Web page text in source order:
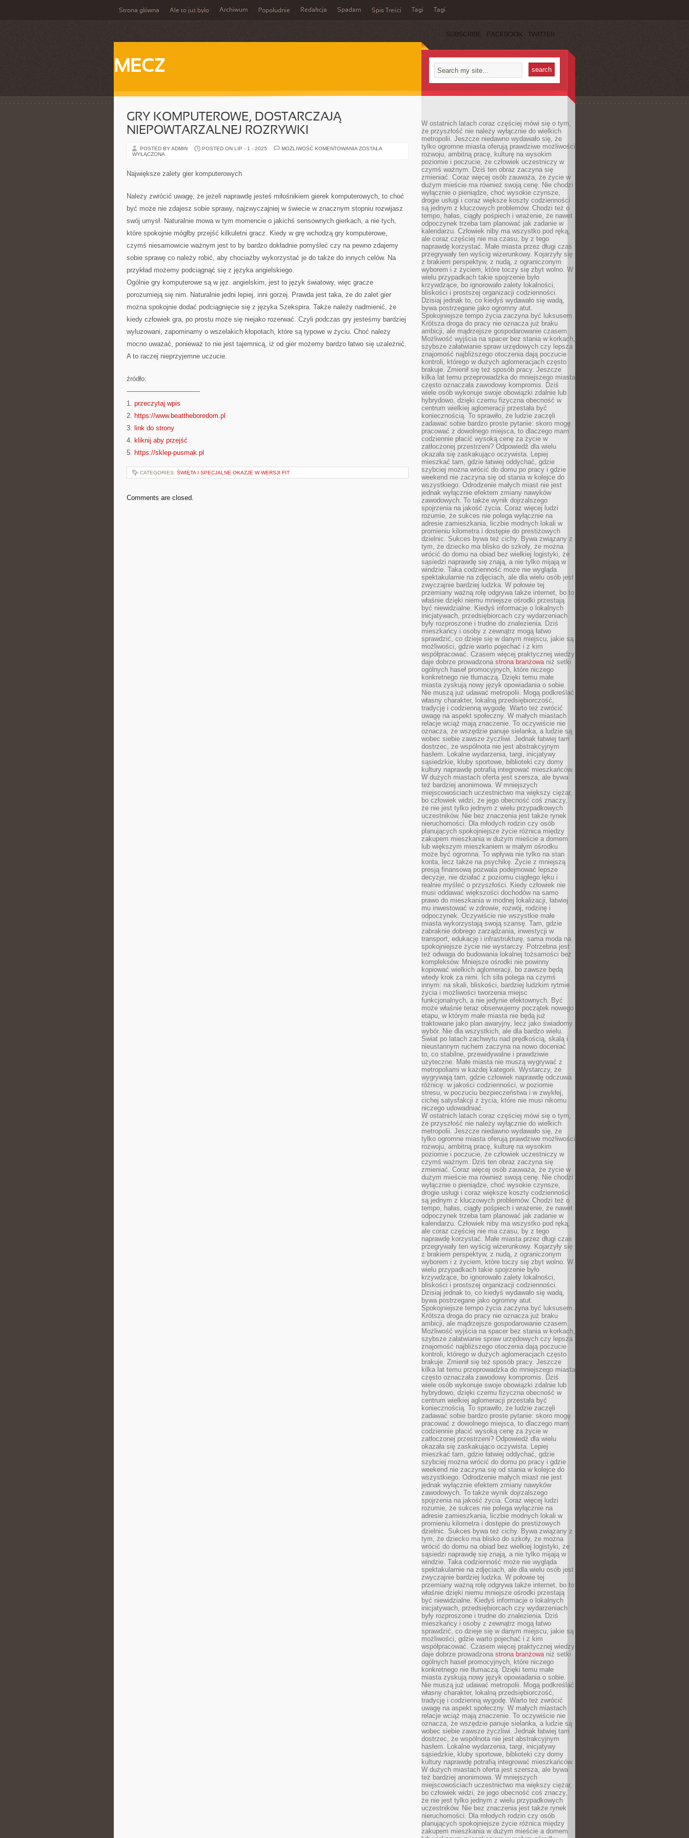
Strona główna Ale to już było Archiwum Popołudnie Redakcja Spadam Spis Treści Tagi Tagi
SUBSCRIBE FACEBOOK TWITTER
MECZ
GRY KOMPUTEROWE, DOSTARCZAJĄ
NIEPOWTARZALNEJ ROZRYWKI
POSTED BY ADMIN POSTED ON LIP - 1 - 2025 MOŻLIWOŚĆ KOMENTOWANIA GRY
ZOSTAŁA
WYŁĄCZONA
Największe zalety gier komputerowych
Należy zwrócić uwagę, że jeżeli naprawdę jesteś miłośnikiem gierek komputerowych, to choć
być może nie zdajesz sobie sprawy, najzwyczajniej w świecie w znacznym stopniu rozwijasz
swój umysł. Naturalnie mowa w tym momencie o jakichś sensownych gierkach, a nie tych,
które spokojnie mógłby przejść kilkuletni gracz. Kiedy w grę wchodzą gry komputerowe,
czymś niesamowicie ważnym jest to by bardzo dokładnie pomyśleć czy na pewno zdajemy
sobie sprawę co należy robić, aby chociażby wykorzystać je do także do innych celów. Na
przykład możemy podciągnąć się z języka angielskiego.
Ogólnie gry komputerowe są w jęz. angielskim, jest to język światowy, więc gracze
porozumieją się nim. Naturalnie jedni lepiej, inni gorzej. Prawda jest taka, że do zalet gier
można spokojnie dodać podciągnięcie się z języka Szekspira. Także należy nadmienić, że
kiedy człowiek gra, po prostu może się niejako rozerwać. Czyli podczas gry jesteśmy bardziej
wyluzowani, zapominamy o wszelakich kłopotach, które są typowe w życiu. Choć należy
mocno uważać, ponieważ to nie jest tajemnicą, iż od gier możemy bardzo łatwo się uzależnić.
A to raczej nieprzyjemne uczucie.
źródło:
———————————
1. przeczytaj wpis
2. https://www.beattheboredom.pl
3. link do strony
4. kliknij aby przejść
5. https://sklep-pusmak.pl
CATEGORIES: ŚWIĘTA I SPECJALNE OKAZJE W WERSJI FIT
Comments are closed.
W ostatnich latach coraz częściej mówi się o tym,
że przyszłość nie należy wyłącznie do wielkich
metropolii. Jeszcze niedawno wydawało się, że
tylko ogromne miasta oferują prawdziwe możliwości
rozwoju, ambitną pracę, kulturę na wysokim
poziomie i poczucie, że człowiek uczestniczy w
czymś ważnym. Dziś ten obraz zaczyna się
zmieniać. Coraz więcej osób zauważa, że życie w
dużym mieście ma również swoją cenę. Nie chodzi
wyłącznie o pieniądze, choć wysokie czynsze,
drogie usługi i coraz większe koszty codzienności
są jednym z kluczowych problemów. Chodzi też o
tempo, hałas, ciągły pośpiech i wrażenie, że nawet
odpoczynek trzeba tam planować jak zadanie w
kalendarzu. Człowiek niby ma wszystko pod ręką,
ale coraz częściej nie ma czasu, by z tego
naprawdę korzystać. Małe miasta przez długi czas
przegrywały ten wyścig wizerunkowy. Kojarzyły się
z brakiem perspektyw, z nudą, z ograniczonym
wyborem i z życiem, które toczy się zbyt wolno. W
wielu przypadkach takie spojrzenie było
krzywdzące, bo ignorowało zalety lokalności,
bliskości i prostszej organizacji codzienności.
Dzisiaj jednak to, co kiedyś wydawało się wadą,
bywa postrzegane jako ogromny atut.
Spokojniejsze tempo życia zaczyna być luksusem.
Krótsza droga do pracy nie oznacza już braku
ambicji, ale mądrzejsze gospodarowanie czasem.
Możliwość wyjścia na spacer bez stania w korkach,
szybsze załatwianie spraw urzędowych czy lepsza
znajomość najbliższego otoczenia dają poczucie
kontroli, którego w dużych aglomeracjach często
brakuje. Zmienił się też sposób pracy. Jeszcze
kilka lat temu przeprowadzka do mniejszego miasta
często oznaczała zawodowy kompromis. Dziś
wiele osób wykonuje swoje obowiązki zdalnie lub
hybrydowo, dzięki czemu fizyczna obecność w
centrum wielkiej aglomeracji przestała być
koniecznością. To sprawiło, że ludzie zaczęli
zadawać sobie bardzo proste pytanie: skoro mogę
pracować z dowolnego miejsca, to dlaczego mam
codziennie płacić wysoką cenę za życie w
zatłoczonej przestrzeni? Odpowiedź dla wielu
okazała się zaskakująco oczywista. Lepiej
mieszkać tam, gdzie łatwiej oddychać, gdzie
szybciej można wrócić do domu po pracy i gdzie
weekend nie zaczyna się od stania w kolejce do
wszystkiego. Odrodzenie małych miast nie jest
jednak wyłącznie efektem zmiany nawyków
zawodowych. To także wynik dojrzalszego
spojrzenia na jakość życia. Coraz więcej ludzi
rozumie, że sukces nie polega wyłącznie na
adresie zamieszkania, liczbie modnych lokali w
promieniu kilometra i dostępie do prestiżowych
dzielnic. Sukces bywa też cichy. Bywa związany z
tym, że dziecko ma blisko do szkoły, że można
wrócić do domu na obiad bez wielkiej logistyki, że
sąsiedzi naprawdę się znają, a nie tylko mijają w
windzie. Taka codzienność może nie wygląda
spektakularnie na zdjęciach, ale dla wielu osób jest
zwyczajnie bardziej ludzka. W połowie tej
przemiany ważną rolę odgrywa także internet, bo to
właśnie dzięki niemu mniejsze ośrodki przestają
być niewidzialne. Kiedyś informacje o lokalnych
inicjatywach, przedsiębiorcach czy wydarzeniach
były rozproszone i trudne do znalezienia. Dziś
mieszkańcy i osoby z zewnątrz mogą łatwo
sprawdzić, co dzieje się w danym miejscu, jakie są
możliwości, gdzie warto pojechać i z kim
współpracować. Czasem więcej praktycznej wiedzy
daje dobrze prowadzona strona branżowaniż setki
ogólnych haseł promocyjnych, które niczego
konkretnego nie tłumaczą. Dzięki temu małe
miasta zyskują nowy język opowiadania o sobie.
Nie muszą już udawać metropolii. Mogą podkreślać
własny charakter, lokalną przedsiębiorczość,
tradycję i codzienną wygodę. Warto też zwrócić
uwagę na aspekt społeczny. W małych miastach
relacje wciąż mają znaczenie. To oczywiście nie
oznacza, że wszędzie panuje sielanka, a ludzie są
wobec siebie zawsze życzliwi. Jednak łatwiej tam
dostrzec, że wspólnota nie jest abstrakcyjnym
hasłem. Lokalne wydarzenia, targi, inicjatywy
sąsiedzkie, kluby sportowe, biblioteki czy domy
kultury naprawdę potrafią integrować mieszkańców.
W dużych miastach oferta jest szersza, ale bywa
też bardziej anonimowa. W mniejszych
miejscowościach uczestnictwo ma większy ciężar,
bo człowiek widzi, że jego obecność coś znaczy,
że nie jest tylko jednym z wielu przypadkowych
uczestników. Nie bez znaczenia jest także rynek
nieruchomości. Dla młodych rodzin czy osób
planujących spokojniejsze życie różnica między
zakupem mieszkania w dużym mieście a domem
lub większym mieszkaniem w małym ośrodku
może być ogromna. To wpływa nie tylko na stan
konta, lecz także na psychikę. Życie z mniejszą
presją finansową pozwala podejmować lepsze
decyzje, nie działać z poziomu ciągłego lęku i
realnie myśleć o przyszłości. Kiedy człowiek nie
musi oddawać większości dochodów na samo
prawo do mieszkania w modnej lokalizacji, łatwiej
mu inwestować w zdrowie, rozwój, rodzinę i
odpoczynek. Oczywiście nie wszystkie małe
miasta wykorzystają swoją szansę. Tam, gdzie
zabraknie dobrego zarządzania, inwestycji w
transport, edukację i infrastrukturę, sama moda na
spokojniejsze życie nie wystarczy. Potrzebna jest
też odwaga do budowania lokalnej tożsamości bez
kompleksów. Mniejsze ośrodki nie powinny
kopiować wielkich aglomeracji, bo zawsze będą
wtedy krok za nimi. Ich siła polega na czymś
innym: na skali, bliskości, bardziej ludzkim rytmie
życia i możliwości tworzenia miejsc
funkcjonalnych, a nie jedynie efektownych. Być
może właśnie teraz obserwujemy początek nowego
etapu, w którym małe miasta nie będą już
traktowane jako plan awaryjny, lecz jako świadomy
wybór. Nie dla wszystkich, ale dla bardzo wielu.
Świat po latach zachwytu nad prędkością, skalą i
nieustannym ruchem zaczyna na nowo doceniać
to, co stabilne, przewidywalne i prawdziwie
użyteczne. Małe miasta nie muszą wygrywać z
metropoliami w każdej kategorii. Wystarczy, że
wygrywają tam, gdzie człowiek naprawdę odczuwa
różnicę: w jakości codzienności, w poziomie
stresu, w poczuciu bezpieczeństwa i w zwykłej,
cichej satysfakcji z życia, które nie musi nikomu
niczego udowadniać.
W ostatnich latach coraz częściej mówi się o tym,
że przyszłość nie należy wyłącznie do wielkich
metropolii. Jeszcze niedawno wydawało się, że
tylko ogromne miasta oferują prawdziwe możliwości
rozwoju, ambitną pracę, kulturę na wysokim
poziomie i poczucie, że człowiek uczestniczy w
czymś ważnym. Dziś ten obraz zaczyna się
zmieniać. Coraz więcej osób zauważa, że życie w
dużym mieście ma również swoją cenę. Nie chodzi
wyłącznie o pieniądze, choć wysokie czynsze,
drogie usługi i coraz większe koszty codzienności
są jednym z kluczowych problemów. Chodzi też o
tempo, hałas, ciągły pośpiech i wrażenie, że nawet
odpoczynek trzeba tam planować jak zadanie w
kalendarzu. Człowiek niby ma wszystko pod ręką,
ale coraz częściej nie ma czasu, by z tego
naprawdę korzystać. Małe miasta przez długi czas
przegrywały ten wyścig wizerunkowy. Kojarzyły się
z brakiem perspektyw, z nudą, z ograniczonym
wyborem i z życiem, które toczy się zbyt wolno. W
wielu przypadkach takie spojrzenie było
krzywdzące, bo ignorowało zalety lokalności,
bliskości i prostszej organizacji codzienności.
Dzisiaj jednak to, co kiedyś wydawało się wadą,
bywa postrzegane jako ogromny atut.
Spokojniejsze tempo życia zaczyna być luksusem.
Krótsza droga do pracy nie oznacza już braku
ambicji, ale mądrzejsze gospodarowanie czasem.
Możliwość wyjścia na spacer bez stania w korkach,
szybsze załatwianie spraw urzędowych czy lepsza
znajomość najbliższego otoczenia dają poczucie
kontroli, którego w dużych aglomeracjach często
brakuje. Zmienił się też sposób pracy. Jeszcze
kilka lat temu przeprowadzka do mniejszego miasta
często oznaczała zawodowy kompromis. Dziś
wiele osób wykonuje swoje obowiązki zdalnie lub
hybrydowo, dzięki czemu fizyczna obecność w
centrum wielkiej aglomeracji przestała być
koniecznością. To sprawiło, że ludzie zaczęli
zadawać sobie bardzo proste pytanie: skoro mogę
pracować z dowolnego miejsca, to dlaczego mam
codziennie płacić wysoką cenę za życie w
zatłoczonej przestrzeni? Odpowiedź dla wielu
okazała się zaskakująco oczywista. Lepiej
mieszkać tam, gdzie łatwiej oddychać, gdzie
szybciej można wrócić do domu po pracy i gdzie
weekend nie zaczyna się od stania w kolejce do
wszystkiego. Odrodzenie małych miast nie jest
jednak wyłącznie efektem zmiany nawyków
zawodowych. To także wynik dojrzalszego
spojrzenia na jakość życia. Coraz więcej ludzi
rozumie, że sukces nie polega wyłącznie na
adresie zamieszkania, liczbie modnych lokali w
promieniu kilometra i dostępie do prestiżowych
dzielnic. Sukces bywa też cichy. Bywa związany z
tym, że dziecko ma blisko do szkoły, że można
wrócić do domu na obiad bez wielkiej logistyki, że
sąsiedzi naprawdę się znają, a nie tylko mijają w
windzie. Taka codzienność może nie wygląda
spektakularnie na zdjęciach, ale dla wielu osób jest
zwyczajnie bardziej ludzka. W połowie tej
przemiany ważną rolę odgrywa także internet, bo to
właśnie dzięki niemu mniejsze ośrodki przestają
być niewidzialne. Kiedyś informacje o lokalnych
inicjatywach, przedsiębiorcach czy wydarzeniach
były rozproszone i trudne do znalezienia. Dziś
mieszkańcy i osoby z zewnątrz mogą łatwo
sprawdzić, co dzieje się w danym miejscu, jakie są
możliwości, gdzie warto pojechać i z kim
współpracować. Czasem więcej praktycznej wiedzy
daje dobrze prowadzona strona branżowaniż setki
ogólnych haseł promocyjnych, które niczego
konkretnego nie tłumaczą. Dzięki temu małe
miasta zyskują nowy język opowiadania o sobie.
Nie muszą już udawać metropolii. Mogą podkreślać
własny charakter, lokalną przedsiębiorczość,
tradycję i codzienną wygodę. Warto też zwrócić
uwagę na aspekt społeczny. W małych miastach
relacje wciąż mają znaczenie. To oczywiście nie
oznacza, że wszędzie panuje sielanka, a ludzie są
wobec siebie zawsze życzliwi. Jednak łatwiej tam
dostrzec, że wspólnota nie jest abstrakcyjnym
hasłem. Lokalne wydarzenia, targi, inicjatywy
sąsiedzkie, kluby sportowe, biblioteki czy domy
kultury naprawdę potrafią integrować mieszkańców.
W dużych miastach oferta jest szersza, ale bywa
też bardziej anonimowa. W mniejszych
miejscowościach uczestnictwo ma większy ciężar,
bo człowiek widzi, że jego obecność coś znaczy,
że nie jest tylko jednym z wielu przypadkowych
uczestników. Nie bez znaczenia jest także rynek
nieruchomości. Dla młodych rodzin czy osób
planujących spokojniejsze życie różnica między
zakupem mieszkania w dużym mieście a domem